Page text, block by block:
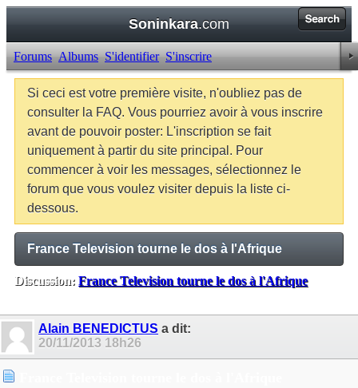
Soninkara.com
Forums Albums S'identifier S'inscrire
Si ceci est votre première visite, n'oubliez pas de
consulter la FAQ. Vous pourriez avoir à vous inscrire
avant de pouvoir poster: L'inscription se fait
uniquement à partir du site principal. Pour
commencer à voir les messages, sélectionnez le
forum que vous voulez visiter depuis la liste ci-
dessous.
France Television tourne le dos à l'Afrique
Discussion: France Television tourne le dos à l'Afrique
Alain BENEDICTUS a dit:
20/11/2013 18h26